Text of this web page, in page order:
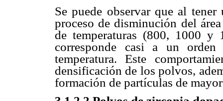
Se puede observar que al
proceso de disminución del
de temperaturas (800, 1000 y
corresponde casi a un
temperatura. Este
densificación de los polvos,
formación de partículas de